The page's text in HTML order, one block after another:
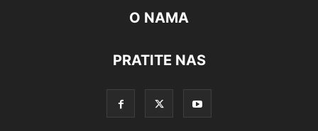
O NAMA
PRATITE NAS